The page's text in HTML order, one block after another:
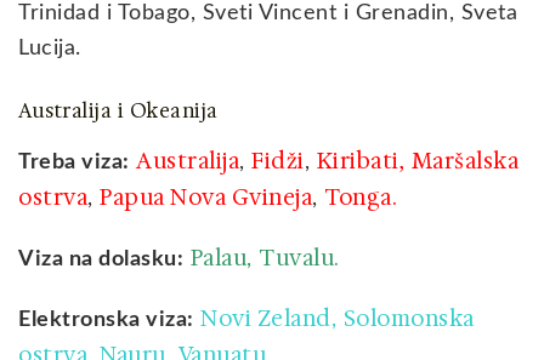
Trinidad i Tobago, Sveti Vincent i Grenadin, Sveta
Lucija.
Australija i Okeanija
Treba viza: Australija, Fidži, Kiribati, Maršalska
ostrva, Papua Nova Gvineja, Tonga.
Viza na dolasku: Palau, Tuvalu.
Elektronska viza: Novi Zeland, Solomonska